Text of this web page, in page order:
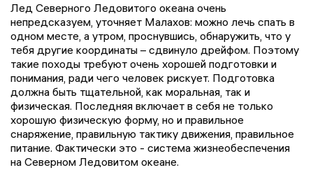
Лед Северного Ледовитого океана очень
непредсказуем, уточняет Малахов: можно лечь спать в
одном месте, а утром, проснувшись, обнаружить, что у
тебя другие координаты – сдвинуло дрейфом. Поэтому
такие походы требуют очень хорошей подготовки и
понимания, ради чего человек рискует. Подготовка
должна быть тщательной, как моральная, так и
физическая. Последняя включает в себя не только
хорошую физическую форму, но и правильное
снаряжение, правильную тактику движения, правильное
питание. Фактически это - система жизнеобеспечения
на Северном Ледовитом океане.